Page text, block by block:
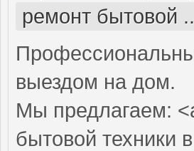
ремонт бытовой
выездом на дом.
Мы предлагаем:
бытовой техники